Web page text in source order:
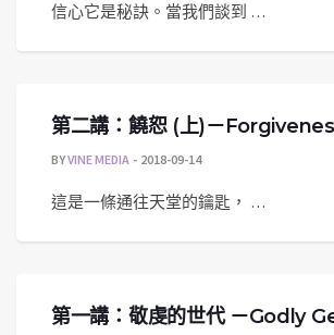
信心它是秘訣。當我們談到 …
第二講：饒恕 (上)－
BYVINE MEDIA 2018-09-14
這是一條通往天堂的鑰匙， …
第一講：敬虔的世代 －Godly